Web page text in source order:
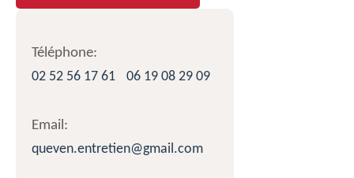
Téléphone:
02 52 56 17 61
06 19 08 29 09
Email:
queven.entretien@gmail.com